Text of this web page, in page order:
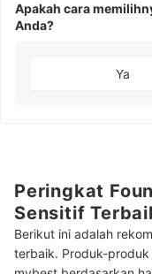
Apakah cara
Anda?
Ya
Peringkat
Sensitif
Berikut ini adalah
terbaik. Produk-